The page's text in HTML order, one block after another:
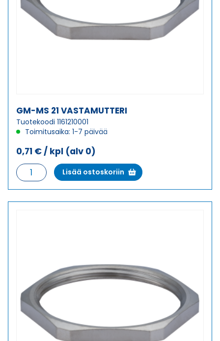
GM-MS 21 VASTAMUTTERI
Tuotekoodi 1161210001
Toimitusaika: 1-7 päivää
0,71 € / kpl (alv 0)
GM-
MS
21
Lisää ostoskoriin